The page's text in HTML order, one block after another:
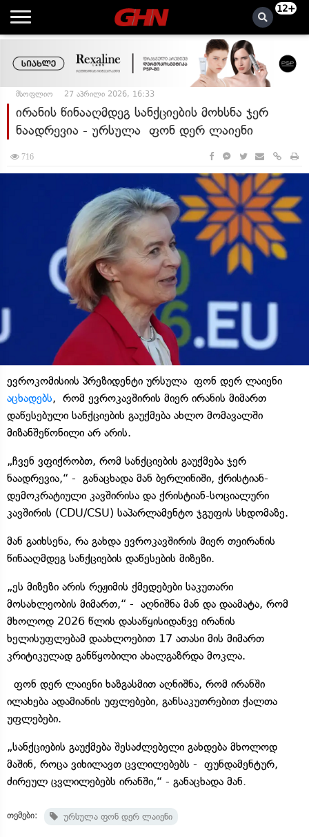
12+
მსოფლიო 27 აპრილი 2026, 16:33
ირანის წინააღმდეგ სანქციების მოხსნა ჯერ
ნაადრევია - ურსულა ფონ დერ ლაიენი
716
ევროკომისიის პრეზიდენტი ურსულა ფონ დერ ლაიენი
აცხადებს, რომ ევროკავშირის მიერ ირანის მიმართ
დაწესებული სანქციების გაუქმება ახლო მომავალში
მიზანშეწონილი არ არის.
„ჩვენ ვფიქრობთ, რომ სანქციების გაუქმება ჯერ
ნაადრევია,“ - განაცხადა მან ბერლინიში, ქრისტიან-
დემოკრატიული კავშირისა და ქრისტიან-სოციალური
კავშირის (CDU/CSU) საპარლამენტო ჯგუფის სხდომაზე.
მან გაიხსენა, რა გახდა ევროკავშირის მიერ თეირანის
წინააღმდეგ სანქციების დაწესების მიზეზი.
„ეს მიზეზი არის რეჟიმის ქმედებები საკუთარი
მოსახლეობის მიმართ,“ - აღნიშნა მან და დაამატა, რომ
მხოლოდ 2026 წლის დასაწყისიდანვე ირანის
ხელისუფლებამ დაახლოებით 17 ათასი მის მიმართ
კრიტიკულად განწყობილი ახალგაზრდა მოკლა.
ფონ დერ ლაიენი ხაზგასმით აღნიშნა, რომ ირანში
ილახება ადამიანის უფლებები, განსაკუთრებით ქალთა
უფლებები.
„სანქციების გაუქმება შესაძლებელი გახდება მხოლოდ
მაშინ, როცა ვიხილავთ ცვლილებებს - ფუნდამენტურ,
ძირეულ ცვლილებებს ირანში,“ - განაცხადა მან.
თემები: ურსულა ფონ დერ ლაიენი